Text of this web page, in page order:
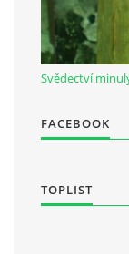
Svědectví
FACEBOOK
TOPLIST